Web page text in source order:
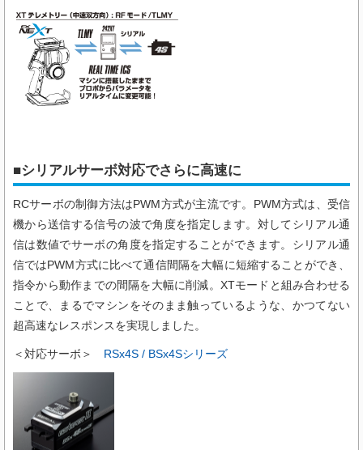
■シリアルサーボ対応でさらに高速に
RCサーボの制御方法はPWM方式が主流です。PWM方式は、受信
機から送信する信号の波で角度を指定します。対してシリアル通
信は数値でサーボの角度を指定することができます。シリアル通
信ではPWM方式に比べて通信間隔を大幅に短縮することができ、
指令から動作までの間隔を大幅に削減。XTモードと組み合わせる
ことで、まるでマシンをそのまま触っているような、かつてない
超高速なレスポンスを実現しました。
＜対応サーボ＞ RSx4S / BSx4Sシリーズ